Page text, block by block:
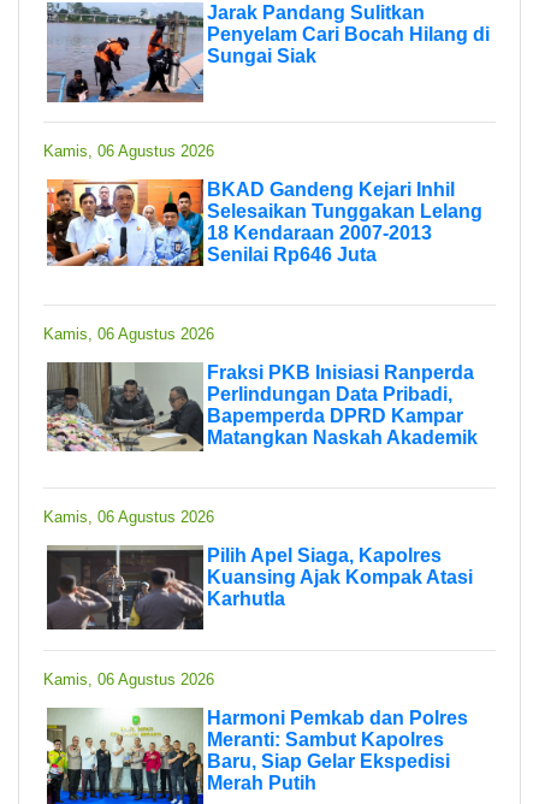
Jarak Pandang Sulitkan
Penyelam Cari Bocah Hilang di
Sungai Siak
Kamis, 06 Agustus 2026
BKAD Gandeng Kejari Inhil
Selesaikan Tunggakan Lelang
18 Kendaraan 2007-2013
Senilai Rp646 Juta
Kamis, 06 Agustus 2026
Fraksi PKB Inisiasi Ranperda
Perlindungan Data Pribadi,
Bapemperda DPRD Kampar
Matangkan Naskah Akademik
Kamis, 06 Agustus 2026
Pilih Apel Siaga, Kapolres
Kuansing Ajak Kompak Atasi
Karhutla
Kamis, 06 Agustus 2026
Harmoni Pemkab dan Polres
Meranti: Sambut Kapolres
Baru, Siap Gelar Ekspedisi
Merah Putih